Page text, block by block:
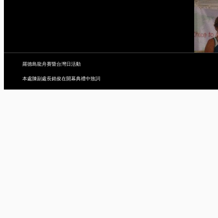
羅德島龍舟賽暨台灣日活動
本處陳副處長銘俊在開幕典禮中致詞